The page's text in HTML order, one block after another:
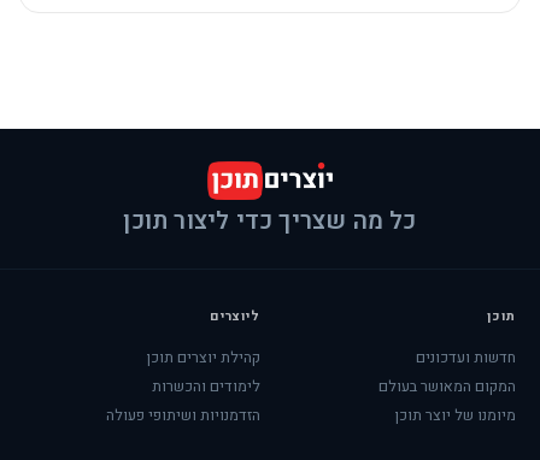
כל מה שצריך כדי ליצור תוכן
תוכן
חדשות ועדכונים
המקום המאושר בעולם
מיומנו של יוצר תוכן
ליוצרים
קהילת יוצרים תוכן
לימודים והכשרות
הזדמנויות ושיתופי פעולה